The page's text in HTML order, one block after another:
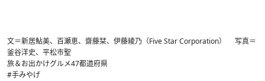
文＝新居鮎美、百瀬恵、齋藤栞、伊藤綾乃（Five Star Corporation） 写真＝
釜谷洋史、平松市聖
旅＆お出かけグルメ47都道府県
#手みやげ